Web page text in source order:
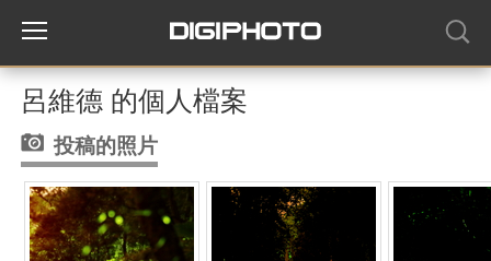
呂維德 的個人檔案
投稿的照片